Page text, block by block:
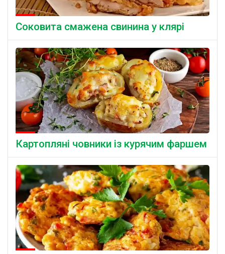
Соковита смажена свинина у клярі
Картопляні човники із курячим фаршем